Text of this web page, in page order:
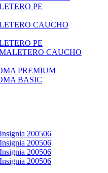
PE
CAUCHO
PE
CAUCHO
PREMIUM
BASIC